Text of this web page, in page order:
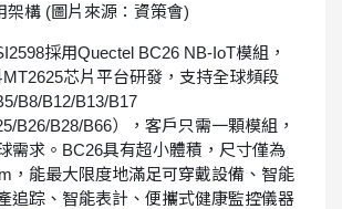
架構 (圖片來源：資策會)
採用Quectel BC26 NB-IoT模組，
芯片平台研發，支持全球頻段
B8/B12/B13/B17
B26/B28/B66），客戶只需一顆模組，
需求。BC26具有超小體積，尺寸僅為
，能最大限度地滿足可穿戴設備、智能
追踪、智能表計、便攜式健康監控儀器